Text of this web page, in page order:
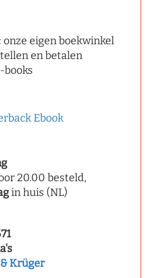
onze eigen boekwinkel
en betalen
books
Ebook
20.00 besteld,
in huis (NL)
Krüger